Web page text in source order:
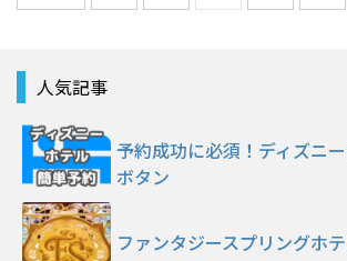
人気記事
予約成功に必須！ディズニ
ボタン
ファンタジースプリングホ